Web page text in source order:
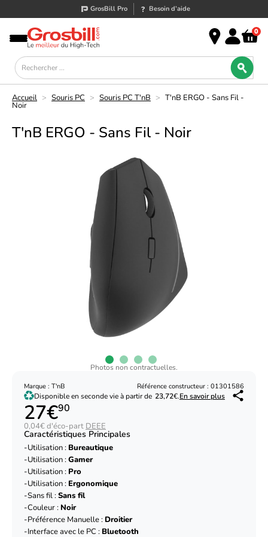
GrosBill Pro Besoin d’aide
0
Accueil > Souris PC > Souris PC T'nB > T'nB ERGO - Sans Fil -
Noir
T'nB ERGO - Sans Fil - Noir
Photos non contractuelles.
Marque : T'nB Référence constructeur : 01301586
Disponible en seconde vie à partir de 23,72€.En savoir plus
27€90
0,04€ d'éco-part DEEE
Caractéristiques Principales
Utilisation : Bureautique
Utilisation :Gamer
Utilisation : Pro
Utilisation : Ergonomique
Sans fil :Sans fil
Couleur : Noir
Préférence Manuelle : Droitier
Interface avec le PC : Bluetooth